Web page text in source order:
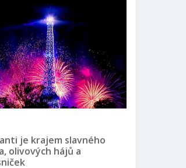
je krajem slavného
olivových hájů a